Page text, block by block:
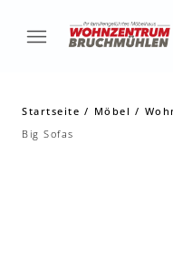
Startseite Möbel
Big Sofas